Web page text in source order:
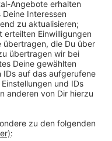
Stadt und Land.
stehen
Spielplatzfläche an
ein
Das wird von
"Gute
kosten die